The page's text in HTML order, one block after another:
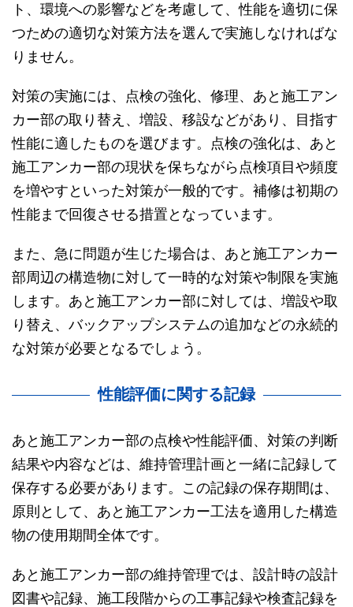
ト、環境への影響などを考慮して、性能を適切に保
つための適切な対策方法を選んで実施しなければな
りません。
対策の実施には、点検の強化、修理、あと施工アン
カー部の取り替え、増設、移設などがあり、目指す
性能に適したものを選びます。点検の強化は、あと
施工アンカー部の現状を保ちながら点検項目や頻度
を増やすといった対策が一般的です。補修は初期の
性能まで回復させる措置となっています。
また、急に問題が生じた場合は、あと施工アンカー
部周辺の構造物に対して一時的な対策や制限を実施
します。あと施工アンカー部に対しては、増設や取
り替え、バックアップシステムの追加などの永続的
な対策が必要となるでしょう。
性能評価に関する記録
あと施工アンカー部の点検や性能評価、対策の判断
結果や内容などは、維持管理計画と一緒に記録して
保存する必要があります。この記録の保存期間は、
原則として、あと施工アンカー工法を適用した構造
物の使用期間全体です。
あと施工アンカー部の維持管理では、設計時の設計
図書や記録、施工段階からの工事記録や検査記録を